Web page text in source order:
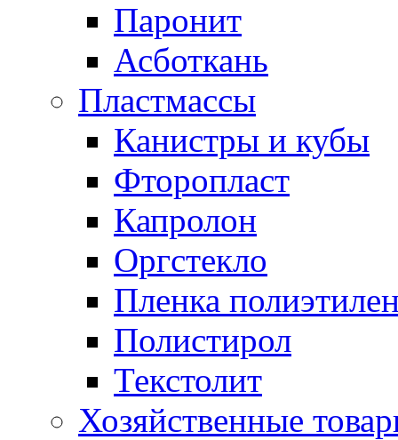
Паронит
Асботкань
Пластмассы
Канистры и кубы
Фторопласт
Капролон
Оргстекло
Пленка
Полистирол
Текстолит
Хозяйственные